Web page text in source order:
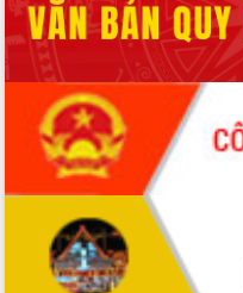
Tập huấn nâng cao năng lực triển khai
chuyển đổi số cho cán bộ, công chức
cấp xã
Đắk Lắk phát động hưởng ứng Ngày
Quyền của người tiêu dùng Việt Nam
2026
Đẩy mạnh cải cách hành chính, quyết
tâm đạt được mục tiêu tăng trưởng
hai con số trong năm 2026
Tổ chức trang trọng Lễ hội Đền thờ
Lương Văn Chánh năm 2026